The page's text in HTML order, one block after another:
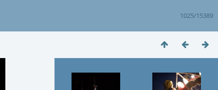
1025/15389